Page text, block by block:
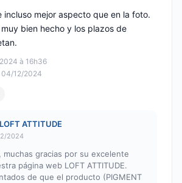
à 16h36
04/12/2024
incluso mejor aspecto que en la foto.
bien hecho y los plazos de
ATTITUDE
2024
muchas gracias por su excelente
página web LOFT ATTITUDE.
de que el producto (PIGMENT